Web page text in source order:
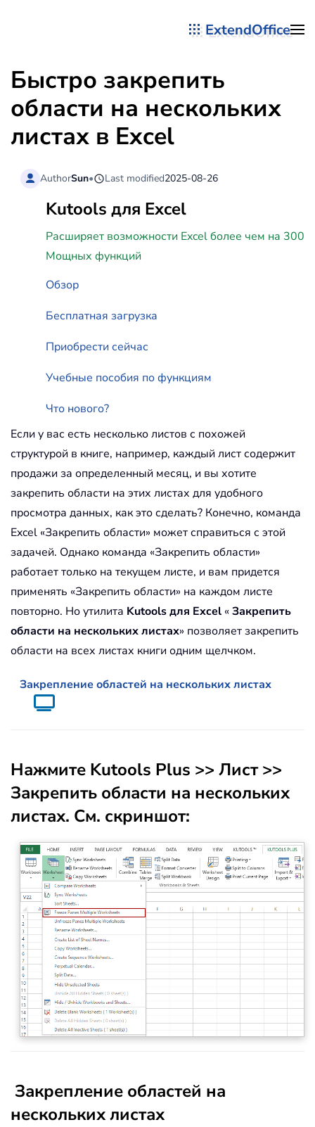
ExtendOffice
Быстро закрепить
области на нескольких
листах в Excel
AuthorSun• Last modified2025-08-26
Kutools для Excel
Расширяет возможности Excel более чем на 300
Мощных функций
Обзор
Бесплатная загрузка
Приобрести сейчас
Учебные пособия по функциям
Что нового?
Если у вас есть несколько листов с похожей
структурой в книге, например, каждый лист содержит
продажи за определенный месяц, и вы хотите
закрепить области на этих листах для удобного
просмотра данных, как это сделать? Конечно, команда
Excel «Закрепить области» может справиться с этой
задачей. Однако команда «Закрепить области»
работает только на текущем листе, и вам придется
применять «Закрепить области» на каждом листе
повторно. Но утилита Kutools для Excel «Закрепить
области на нескольких листах» позволяет закрепить
области на всех листах книги одним щелчком.
Закрепление областей на нескольких листах
Нажмите Kutools Plus >> Лист>>
Закрепить области на нескольких
листах. См. скриншот:
Закрепление областей на
нескольких листах